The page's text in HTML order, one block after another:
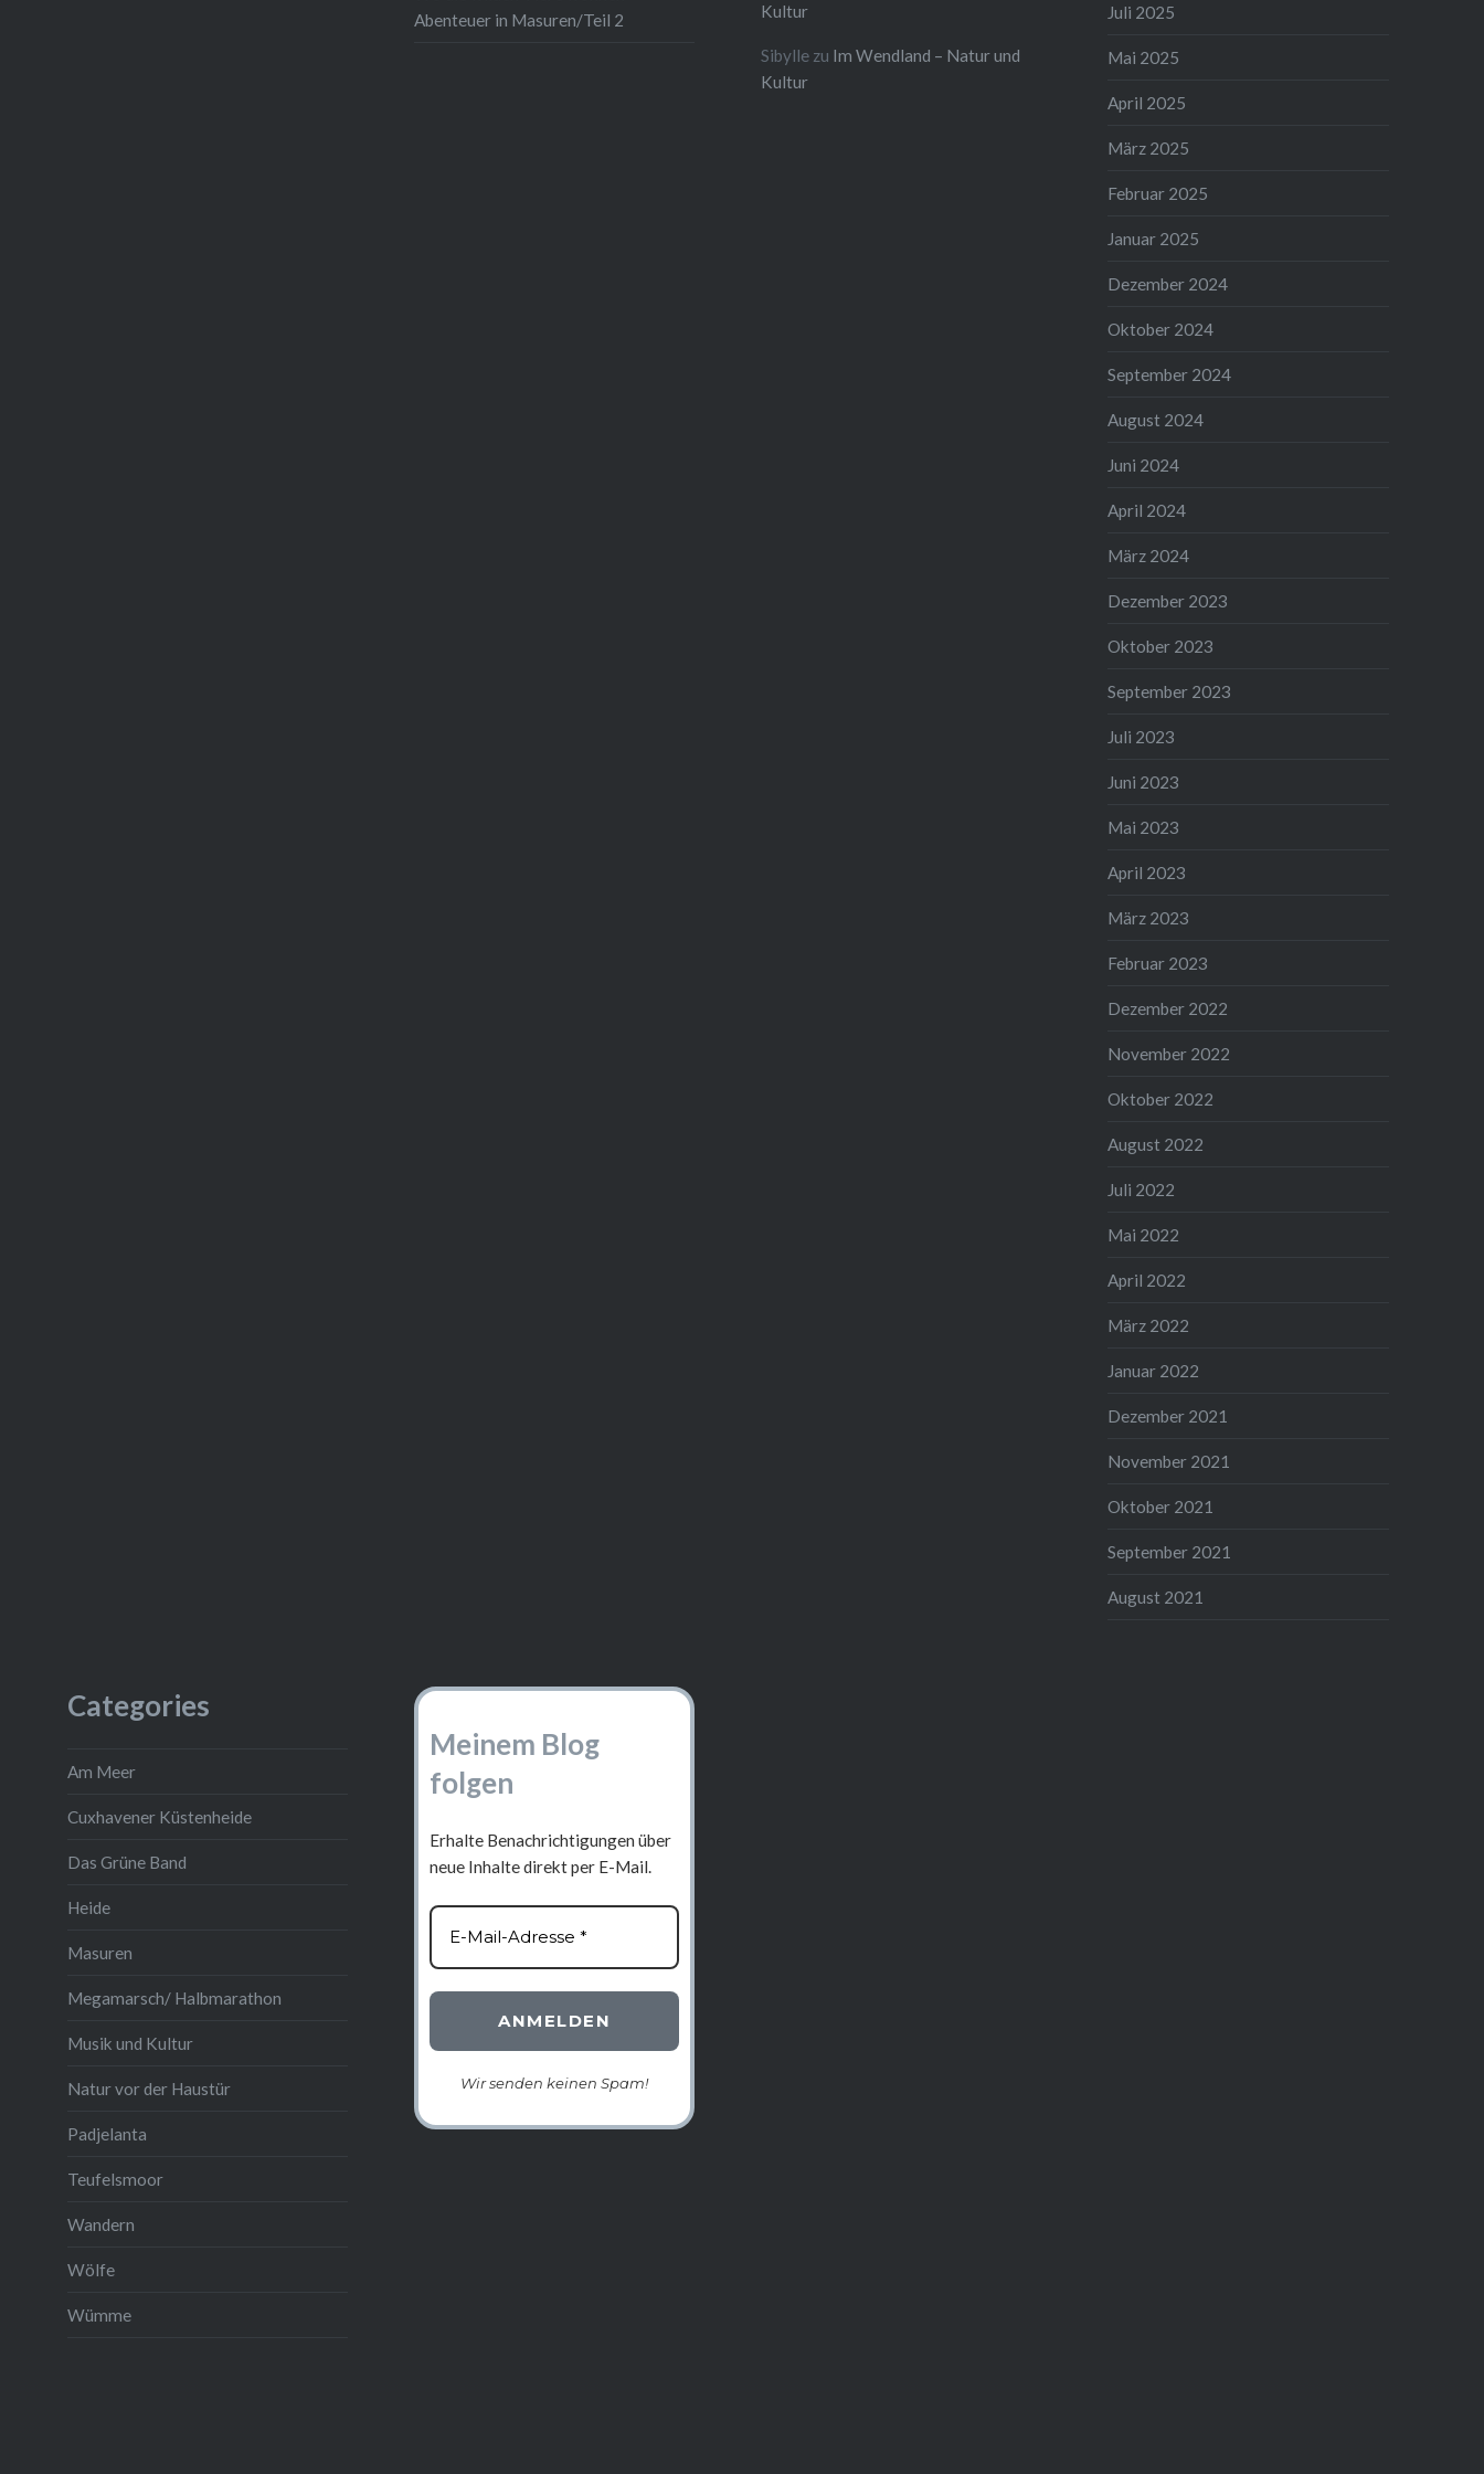
Abenteuer in Masuren/Teil 2
Kultur
Sibylle zu Im Wendland – Natur und
Kultur
Juli 2025
Mai 2025
April 2025
März 2025
Februar 2025
Januar 2025
Dezember 2024
Oktober 2024
September 2024
August 2024
Juni 2024
April 2024
März 2024
Dezember 2023
Oktober 2023
September 2023
Juli 2023
Juni 2023
Mai 2023
April 2023
März 2023
Februar 2023
Dezember 2022
November 2022
Oktober 2022
August 2022
Juli 2022
Mai 2022
April 2022
März 2022
Januar 2022
Dezember 2021
November 2021
Oktober 2021
September 2021
August 2021
Categories
Am Meer
Cuxhavener Küstenheide
Das Grüne Band
Heide
Masuren
Megamarsch/ Halbmarathon
Musik und Kultur
Natur vor der Haustür
Padjelanta
Teufelsmoor
Wandern
Wölfe
Wümme
Meinem Blog
folgen
Erhalte Benachrichtigungen über
neue Inhalte direkt per E-Mail.
Wir senden keinen Spam!